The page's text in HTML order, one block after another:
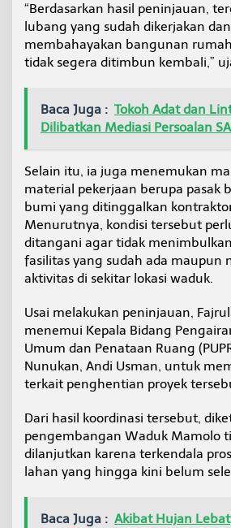
a
m
l
o
n
i
a
i
R
1
,
9
M
l
a
r
“Berdasarkan hasil peninjauan,
lubang yang sudah dikerjakan
membahayakan bangunan
tidak segera ditimbun kembali,”
Baca Juga : Tokoh Adat dan
Dilibatkan Mediasi Persoalan
Selain itu, ia juga menemukan
material pekerjaan berupa pasak
bumi yang ditinggalkan
Menurutnya, kondisi tersebut
ditangani agar tidak
fasilitas yang sudah ada maupun
aktivitas di sekitar lokasi waduk.
Usai melakukan peninjauan,
menemui Kepala Bidang
Umum dan Penataan Ruang
Nunukan, Andi Usman, untuk
terkait penghentian proyek
Dari hasil koordinasi tersebut,
pengembangan Waduk Mamolo
dilanjutkan karena terkendala
lahan yang hingga kini belum
Baca Juga : Akibat Hujan